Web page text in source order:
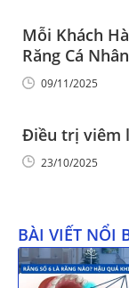
Mỗi Khách
Răng Cá
09/11/2025
Điều trị viêm
23/10/2025
BÀI VIẾT NỔI